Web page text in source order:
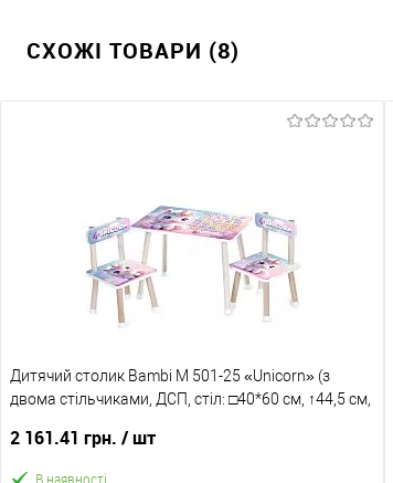
СХОЖІ ТОВАРИ (8)
Дитячий столик Bambi M 501-25 «Unicorn» (з
двома стільчиками, ДСП, стіл: □40*60 см, ↑44,5 см,
ніжок)
2 161.41 грн. / шт